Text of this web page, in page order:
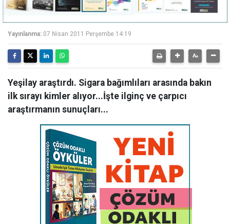
Yayınlanma: 07 Nisan 2011 Perşembe 14:19
Yeşilay araştırdı. Sigara bağımlıları arasında bakın
ilk sırayı kimler alıyor...İşte ilginç ve çarpıcı
araştırmanın sunuçları...